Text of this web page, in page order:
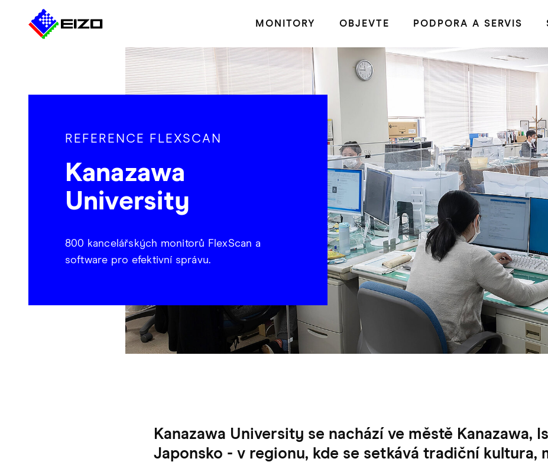
MONITORY OBJEVTE PODPORA A SERVIS
REFERENCE FLEXSCAN
Kanazawa
University
800 kancelářských monitorů FlexScan a
software pro efektivní správu.
Kanazawa University se nachází ve městě Kanazawa,
Japonsko - v regionu, kde se setkává tradiční kultura,